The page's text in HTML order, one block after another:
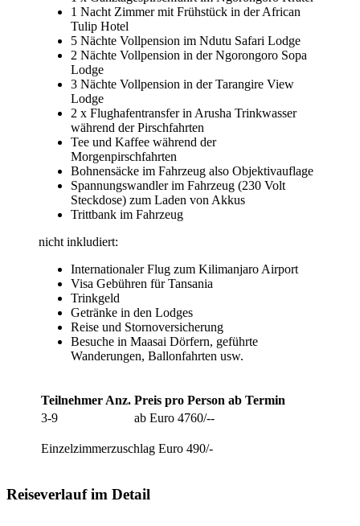
1 Nacht Zimmer mit Frühstück in der African
Tulip Hotel
5 Nächte Vollpension im Ndutu Safari Lodge
2 Nächte Vollpension in der Ngorongoro Sopa
Lodge
3 Nächte Vollpension in der Tarangire View
Lodge
2 x Flughafentransfer in Arusha Trinkwasser
während der Pirschfahrten
Tee und Kaffee während der
Morgenpirschfahrten
Bohnensäcke im Fahrzeug also Objektivauflage
Spannungswandler im Fahrzeug (230 Volt
Steckdose) zum Laden von Akkus
Trittbank im Fahrzeug
nicht inkludiert:
Internationaler Flug zum Kilimanjaro Airport
Visa Gebühren für Tansania
Trinkgeld
Getränke in den Lodges
Reise und Stornoversicherung
Besuche in Maasai Dörfern, geführte
Wanderungen, Ballonfahrten usw.
Teilnehmer Anz. Preis pro Person ab Termin
3-9
ab Euro 4760/--
Einzelzimmerzuschlag Euro 490/-
Reiseverlauf im Detail